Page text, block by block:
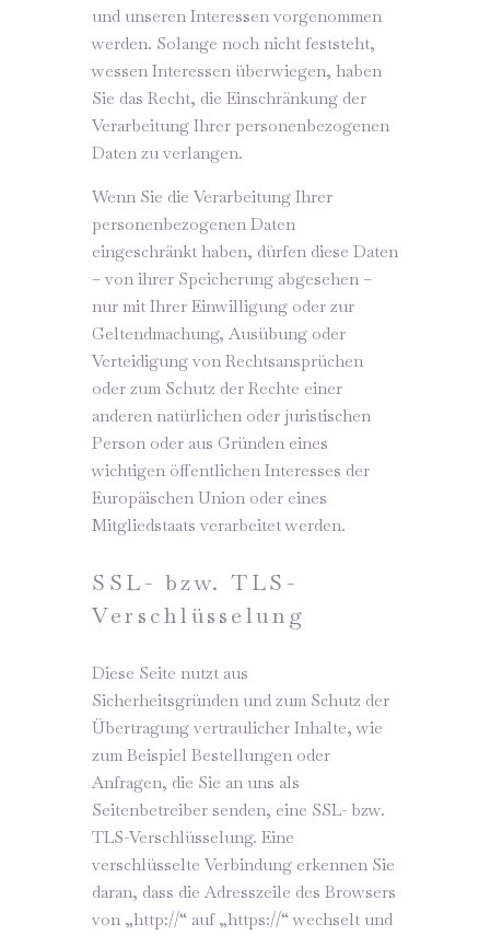
und unseren Interessen vorgenommen
werden. Solange noch nicht feststeht,
wessen Interessen überwiegen, haben
Sie das Recht, die Einschränkung der
Verarbeitung Ihrer personenbezogenen
Daten zu verlangen.
Wenn Sie die Verarbeitung Ihrer
personenbezogenen Daten
eingeschränkt haben, dürfen diese Daten
– von ihrer Speicherung abgesehen –
nur mit Ihrer Einwilligung oder zur
Geltendmachung, Ausübung oder
Verteidigung von Rechtsansprüchen
oder zum Schutz der Rechte einer
anderen natürlichen oder juristischen
Person oder aus Gründen eines
wichtigen öffentlichen Interesses der
Europäischen Union oder eines
Mitgliedstaats verarbeitet werden.
SSL- bzw. TLS-
Verschlüsselung
Diese Seite nutzt aus
Sicherheitsgründen und zum Schutz der
Übertragung vertraulicher Inhalte, wie
zum Beispiel Bestellungen oder
Anfragen, die Sie an uns als
Seitenbetreiber senden, eine SSL- bzw.
TLS-Verschlüsselung. Eine
verschlüsselte Verbindung erkennen Sie
daran, dass die Adresszeile des Browsers
von „http://“ auf „https://“ wechselt und